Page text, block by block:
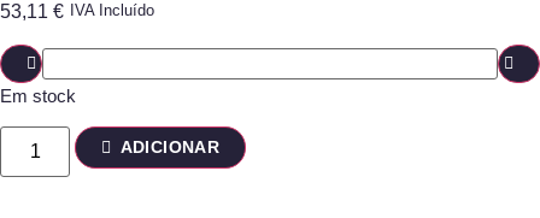
53,11 € IVA Incluído
Em stock
ADICIONAR